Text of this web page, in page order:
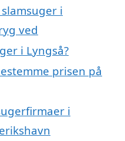
i
ved
i Lyngså?
prisen på
i